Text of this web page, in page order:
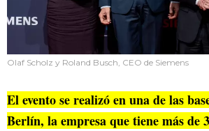
Olaf Scholz y Roland Busch, CEO de Siemens
El evento se realizó en una de las
Berlín, la empresa que tiene más de